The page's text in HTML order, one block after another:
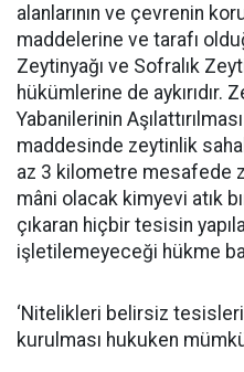
alanlarının ve çevrenin
maddelerine ve tarafı
Zeytinyağı ve Sofralık
hükümlerine de aykırıdır.
Yabanilerinin
maddesinde zeytinlik
az 3 kilometre mesafede
mâni olacak kimyevi atık
çıkaran hiçbir tesisin
işletilemeyeceği hükme
‘Nitelikleri belirsiz
kurulması hukuken